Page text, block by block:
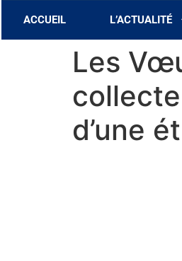
ACCUEIL L’ACTUALITÉ
Les
d’une